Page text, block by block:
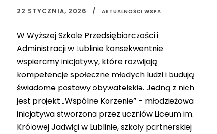
22 STYCZNIA, 2026 AKTUALNOŚCI WSPA
W Wyższej Szkole Przedsiębiorczości i
Administracji w Lublinie konsekwentnie
wspieramy inicjatywy, które rozwijają
kompetencje społeczne młodych ludzi i budują
świadome postawy obywatelskie. Jedną z nich
jest projekt „Wspólne Korzenie” – młodzieżowa
inicjatywa stworzona przez uczniów Liceum im.
Królowej Jadwigi w Lublinie, szkoły partnerskiej